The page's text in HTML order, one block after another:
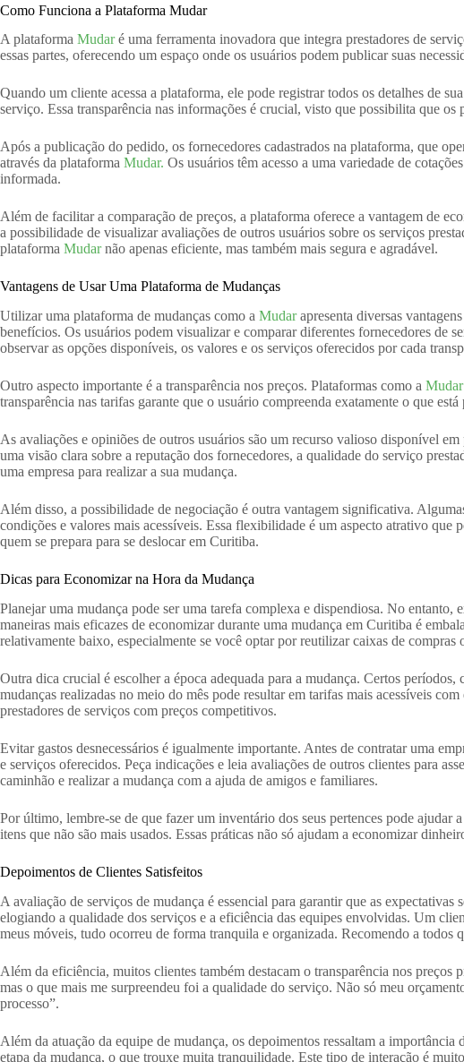
Como Funciona a Plataforma Mudar
A plataforma Mudaré uma ferramenta inovadora que integra prestadores de
essas partes, oferecendo um espaço onde os usuários podem publicar suas
Quando um cliente acessa a plataforma, ele pode registrar todos os detalhes de
serviço. Essa transparência nas informações é crucial, visto que possibilita que os
Após a publicação do pedido, os fornecedores cadastrados na plataforma, que
através da plataforma Mudar. Os usuários têm acesso a uma variedade de
informada.
Além de facilitar a comparação de preços, a plataforma oferece a vantagem de
a possibilidade de visualizar avaliações de outros usuários sobre os serviços
plataforma Mudarnão apenas eficiente, mas também mais segura e agradável.
Vantagens de Usar Uma Plataforma de Mudanças
Utilizar uma plataforma de mudanças como a Mudarapresenta diversas
benefícios. Os usuários podem visualizar e comparar diferentes fornecedores de
observar as opções disponíveis, os valores e os serviços oferecidos por cada
Outro aspecto importante é a transparência nos preços. Plataformas como a Mudar
transparência nas tarifas garante que o usuário compreenda exatamente o que
As avaliações e opiniões de outros usuários são um recurso valioso disponível
uma visão clara sobre a reputação dos fornecedores, a qualidade do serviço
uma empresa para realizar a sua mudança.
Além disso, a possibilidade de negociação é outra vantagem significativa.
condições e valores mais acessíveis. Essa flexibilidade é um aspecto atrativo
quem se prepara para se deslocar em Curitiba.
Dicas para Economizar na Hora da Mudança
Planejar uma mudança pode ser uma tarefa complexa e dispendiosa. No
maneiras mais eficazes de economizar durante uma mudança em Curitiba é
relativamente baixo, especialmente se você optar por reutilizar caixas de compras
Outra dica crucial é escolher a época adequada para a mudança. Certos
mudanças realizadas no meio do mês pode resultar em tarifas mais acessíveis
prestadores de serviços com preços competitivos.
Evitar gastos desnecessários é igualmente importante. Antes de contratar uma
e serviços oferecidos. Peça indicações e leia avaliações de outros clientes para
caminhão e realizar a mudança com a ajuda de amigos e familiares.
Por último, lembre-se de que fazer um inventário dos seus pertences pode ajudar
itens que não são mais usados. Essas práticas não só ajudam a economizar
Depoimentos de Clientes Satisfeitos
A avaliação de serviços de mudança é essencial para garantir que as
elogiando a qualidade dos serviços e a eficiência das equipes envolvidas. Um
meus móveis, tudo ocorreu de forma tranquila e organizada. Recomendo a todos
Além da eficiência, muitos clientes também destacam o transparência nos
mas o que mais me surpreendeu foi a qualidade do serviço. Não só meu
processo”.
Além da atuação da equipe de mudança, os depoimentos ressaltam a
etapa da mudança, o que trouxe muita tranquilidade. Este tipo de interação é